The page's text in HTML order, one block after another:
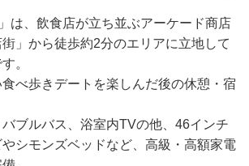
は、飲食店が立ち並ぶアーケード商店
」から徒歩約2分のエリアに立地して
。
べ歩きデートを楽しんだ後の休憩・宿
ブルバス、浴室内TVの他、46インチ
シモンズベッドなど、高級・高額家電